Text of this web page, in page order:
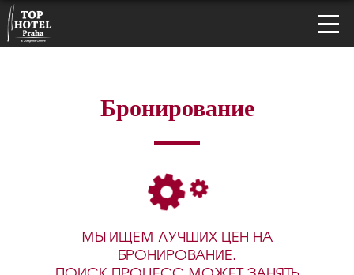
Бронирование
МЫ ИЩЕМ ЛУЧШИХ ЦЕН НА
БРОНИРОВАНИЕ.